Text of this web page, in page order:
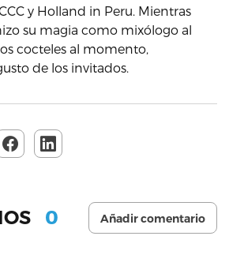
y Holland in Peru. Mientras
su magia como mixólogo al
cocteles al momento,
de los invitados.
0 Añadir comentario